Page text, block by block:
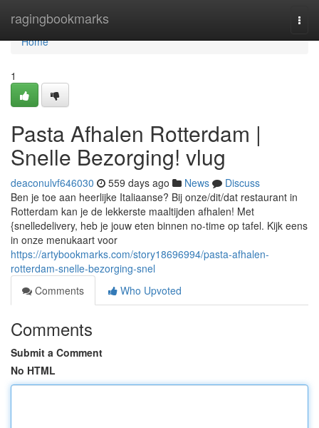
ragingbookmarks
Home
Home
1
Pasta Afhalen Rotterdam |
Snelle Bezorging! vlug
deaconulvf646030 559 days ago News
Discuss
Ben je toe aan heerlijke Italiaanse? Bij onze/dit/dat restaurant in
Rotterdam kan je de lekkerste maaltijden afhalen! Met
{snelledelivery, heb je jouw eten binnen no-time op tafel. Kijk eens
in onze menukaart voor
https://artybookmarks.com/story18696994/pasta-afhalen-
rotterdam-snelle-bezorging-snel
Comments
Who Upvoted
Comments
Submit a Comment
No HTML